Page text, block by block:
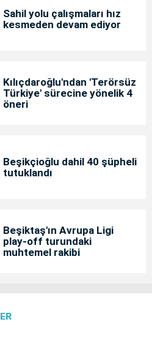
Sahil yolu çalışmaları hız
kesmeden devam ediyor
Kılıçdaroğlu'ndan 'Terörsüz
Türkiye' sürecine yönelik 4
öneri
Beşikçioğlu dahil 40 şüpheli
tutuklandı
Beşiktaş'ın Avrupa Ligi
play-off turundaki
muhtemel rakibi